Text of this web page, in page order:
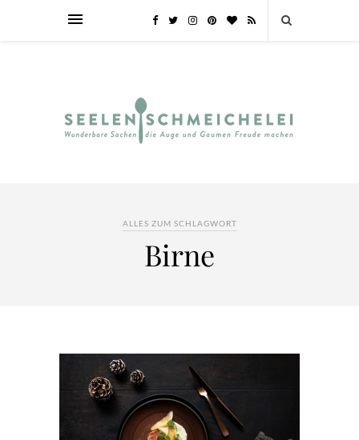
ALLES ZUM SCHLAGWORT
Birne